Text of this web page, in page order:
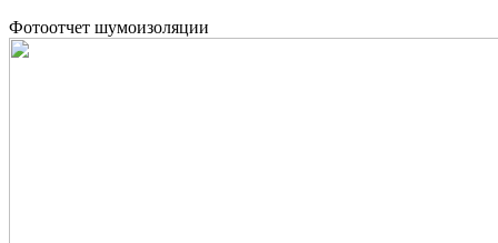
Фотоотчет шумоизоляции